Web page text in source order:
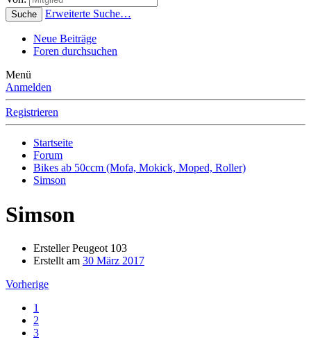
Suche Erweiterte Suche…
Neue Beiträge
Foren durchsuchen
Menü
Anmelden
Registrieren
Startseite
Forum
Bikes ab 50ccm (Mofa, Mokick, Moped, Roller)
Simson
Simson
ErstellerPeugeot 103
Erstellt am 30 März 2017
Vorherige
1
2
3